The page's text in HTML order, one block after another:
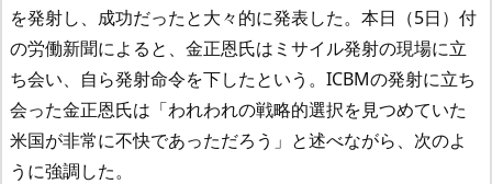
を発射し、成功だったと大々的に発表した。本日（5日）付
の労働新聞によると、金正恩氏はミサイル発射の現場に立
ち会い、自ら発射命令を下したという。ICBMの発射に立ち
会った金正恩氏は「われわれの戦略的選択を見つめていた
米国が非常に不快であっただろう」と述べながら、次のよ
うに強調した。